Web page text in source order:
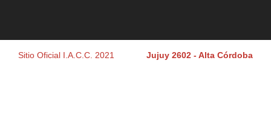
Sitio Oficial I.A.C.C. 2021 Jujuy 2602 - Alta Córdoba